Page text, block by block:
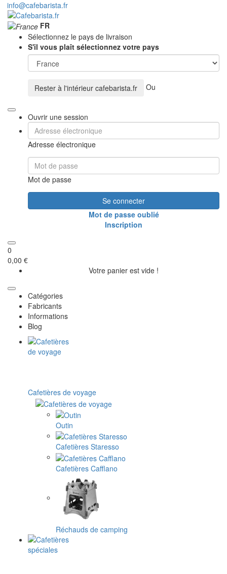
info@cafebarista.fr
FR
Sélectionnez le pays de livraison
S'il vous plaît sélectionnez votre pays
Rester à l'intérieur cafebarista.fr Ou
Ouvrir une session
Adresse électronique
Mot de passe
Se connecter
Mot de passe oublié
Inscription
0
0,00 €
Votre panier est vide !
Catégories
Fabricants
Informations
Blog
Cafetières de voyage
Outin
Cafetières Staresso
Cafetières Cafflano
Réchauds de camping